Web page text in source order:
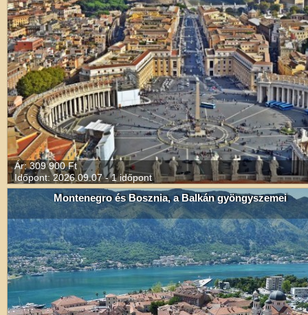
Ár: 309 900 Ft
Időpont: 2026.09.07 - 1 időpont
Montenegro és Bosznia, a Balkán gyöngyszemei